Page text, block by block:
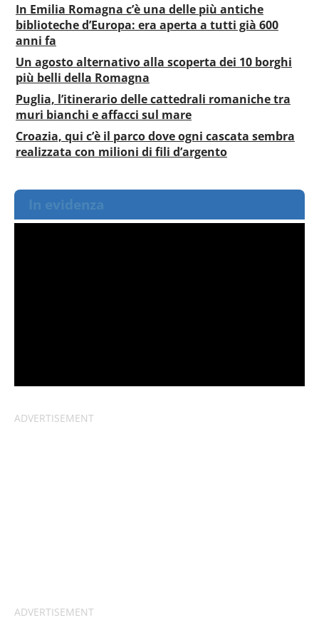
In Emilia Romagna c’è una delle più antiche
biblioteche d’Europa: era aperta a tutti già 600
anni fa
Un agosto alternativo alla scoperta dei 10 borghi
più belli della Romagna
Puglia, l’itinerario delle cattedrali romaniche tra
muri bianchi e affacci sul mare
Croazia, qui c’è il parco dove ogni cascata sembra
realizzata con milioni di fili d’argento
In evidenza